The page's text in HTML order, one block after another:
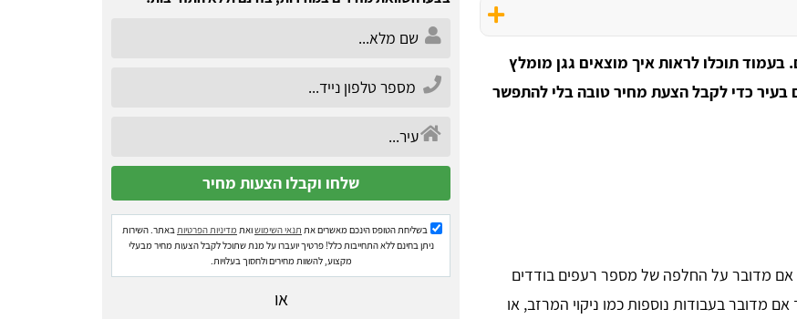
בעמוד תוכלו לראות איך מוצאים גגן מומלץ
בעיר כדי לקבל הצעת מחיר טובה בלי להתפשר
אם מדובר על החלפה של מספר רעפים בודדים
מדובר בעבודות נוספות כמו ניקוי המרזב, או
בשליחת הטופס הינכם מאשרים את תנאי השימושואת מדיניות הפרטיותבאתר. השירות
ניתן בחינם ללא התחייבות כלל! פרטיך יועברו על מנת שתוכל לקבל הצעות מחיר מבעלי
מקצוע, להשוות מחירים ולחסוך בעלויות.
או